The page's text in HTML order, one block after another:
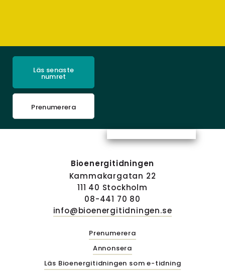
Läs senaste
numret
Prenumerera
Bioenergitidningen
Kammakargatan 22
111 40 Stockholm
08-441 70 80
info@bioenergitidningen.se
Prenumerera
Annonsera
Läs Bioenergitidningen som e-tidning